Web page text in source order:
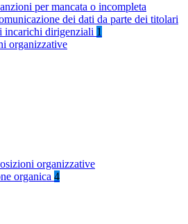
per mancata o incompleta
dei dati da parte dei titolari
incarichi dirigenziali 1
organizzative
organizzative
organica 4